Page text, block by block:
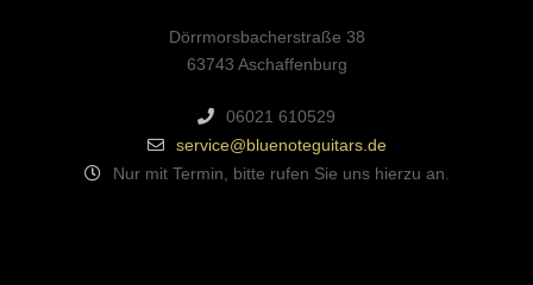
Dörrmorsbacherstraße 38
63743 Aschaffenburg
06021 610529
service@bluenoteguitars.de
Nur mit Termin, bitte rufen Sie uns hierzu an.